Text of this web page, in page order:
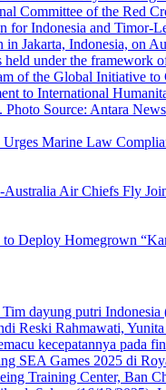
Urges Marine Law
Australia Air Chiefs Fly
to Deploy Homegrown